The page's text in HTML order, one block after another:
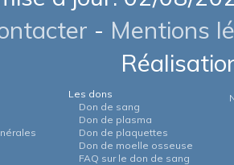
- Mentions
Les dons
Don de sang
Don de plasma
Don de plaquettes
Don de moelle osseuse
FAQ sur le don de sang